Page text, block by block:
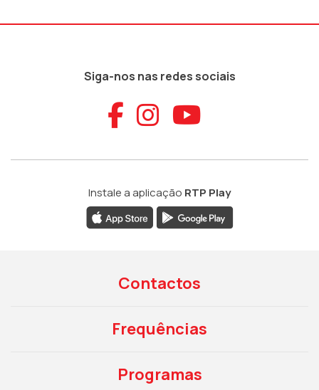
Siga-nos nas redes sociais
Aceder ao
Aceder ao
Aceder
Instale a aplicação RTP Play
Contactos
Frequências
Programas